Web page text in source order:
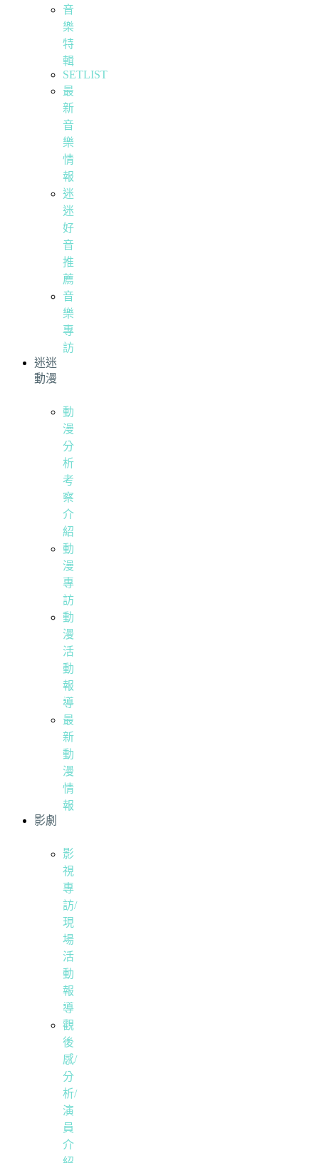
音
樂
特
輯
SETLIST
最
新
音
樂
情
報
迷
迷
好
音
推
薦
音
樂
專
訪
迷迷
動漫
動
漫
分
析
考
察
介
紹
動
漫
專
訪
動
漫
活
動
報
導
最
新
動
漫
情
報
影劇
影
視
專
訪/
現
場
活
動
報
導
觀
後
感/
分
析/
演
員
介